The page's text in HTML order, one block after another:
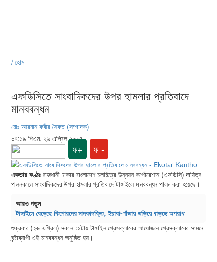
/ হোম
এফডিসিতে সাংবাদিকদের উপর হামলার প্রতিবাদে
মানববন্ধন
মোঃ আরমান কবীর সৈকত (সম্পাদক)
০৭:১৯ পিএম, ২৬ এপ্রিল ২০২৪
ফ+ ফ -
একতার কণ্ঠঃ রাজধানী ঢাকার বাংলাদেশ চলচ্চিত্র উন্নয়ন কর্পোরেশনে (এফডিসি) দায়িত্ব
পালনকালে সাংবাদিকদের উপর হামলার প্রতিবাদে টাঙ্গাইলে মানববন্ধন পালন করা হয়েছে।
আরও পড়ুন
টাঙ্গাইলে বেড়েছে কিশোরদের মাদকাসক্তি; ইয়াবা-গাঁজায় জড়িয়ে বাড়ছে অপরাধ
শুক্রবার (২৬ এপ্রিল) সকাল ১১টায় টাঙ্গাইল প্রেসক্লাবের আয়োজনে প্রেসক্লাবের সামনে
ঘন্টাব্যাপী এই মানববন্ধন অনুষ্ঠিত হয়।